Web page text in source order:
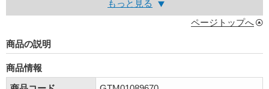
もっと見る
ページトップへ
商品の説明
商品情報